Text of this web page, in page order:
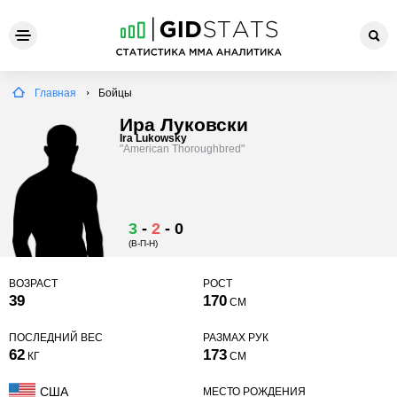
Главная Бойцы
Ира Луковски
Ira Lukowsky
"American Thoroughbred"
3 - 2 - 0
(В-П-Н)
ВОЗРАСТ
39
РОСТ
170 СМ
ПОСЛЕДНИЙ ВЕС
62 КГ
РАЗМАХ РУК
173 СМ
США
МЕСТО РОЖДЕНИЯ